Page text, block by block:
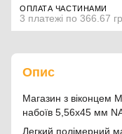
ОПЛАТА ЧАСТИНАМИ
3 платежі по 366.67
Опис
Магазин з віконцем
набоїв 5,56x45 мм
Легкий полімерний